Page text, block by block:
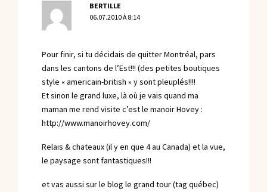
BERTILLE
06.07.2010 À 8:14
Pour finir, si tu décidais de quitter Montréal, pars
dans les cantons de l’Est!!! (des petites boutiques
style « americain-british » y sont pleuplés!!!!
Et sinon le grand luxe, là où je vais quand ma
maman me rend visite c’est le manoir Hovey :
http://www.manoirhovey.com/
Relais & chateaux (il y en que 4 au Canada) et la vue,
le paysage sont fantastiques!!!
et vas aussi sur le blog le grand tour (tag québec)